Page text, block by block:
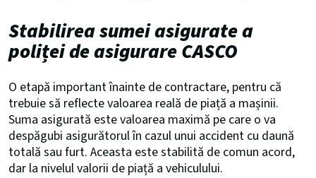
Stabilirea sumei asiguratea
poliței de asigurare CASCO
O etapă important înainte de contractare, pentru că
trebuie să reflecte valoarea reală de piață a mașinii.
Suma asigurată este valoarea maximă pe care o va
despăgubi asigurătorul în cazul unui accident cu daună
totală sau furt. Aceasta este stabilită de comun acord,
dar la nivelul valorii de piață a vehiculului.